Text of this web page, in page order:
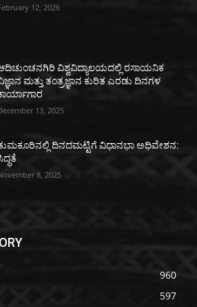
12, 2026
ವಿಶ್ವವಿದ್ಯಾಲಯದಲ್ಲಿ ರಸಾಯನಿಕ
ಮತ್ತು ತಂತ್ರಜ್ಞಾನ ಕುರಿತ ಎರಡು ದಿನಗಳ
13, 2025
ದಿನದಮಟ್ಟಿಗೆ ವಿಧಾನಭಾ ಅಧಿವೇಶನ:
8, 2025
960
597